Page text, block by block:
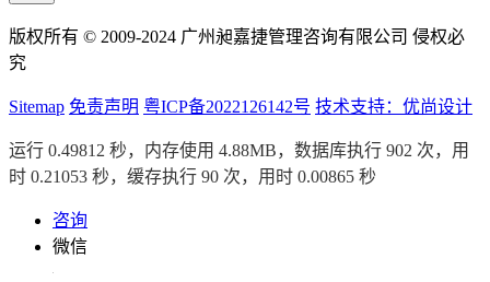
版权所有 © 2009-2024 广州昶嘉捷管理咨询有限公司 侵权必
究
Sitemap 免责声明 粤ICP备2022126142号 技术支持：优尚设计
运行 0.49812 秒，内存使用 4.88MB，数据库执行 902 次，用
时 0.21053 秒，缓存执行 90 次，用时 0.00865 秒
咨询
微信